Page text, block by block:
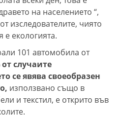
на населението “,
изследователите, чиято
е екологията.
101 автомобила от
от случаите
се явява своеобразен
използвано също в
и текстил, е открито във